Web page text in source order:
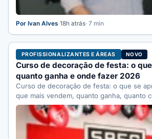
Por Ivan Alves·18h atrás· 7 min
PROFISSIONALIZANTES E ÁREAS NOVO
Curso de decoração de festa: o
quanto ganha e onde fazer 2026
Curso de decoração de festa: o que se
que mais vendem, quanto ganha, quanto